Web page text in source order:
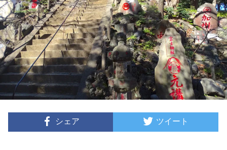
シェア ツイート